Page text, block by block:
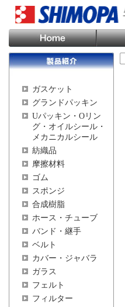
ガスケット
グランドパッキン
Uパッキン・Oリン
グ・オイルシール・
メカニカルシール
紡織品
摩擦材料
ゴム
スポンジ
合成樹脂
ホース・チューブ
バンド・継手
ベルト
カバー・ジャバラ
ガラス
フェルト
フィルター